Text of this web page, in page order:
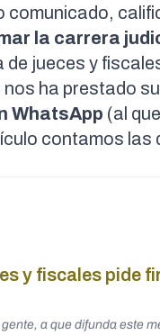
comunicado,
la carrera
jueces y
ha prestado
WhatsApp (al
contamos las
y fiscales pide
a que difunda este